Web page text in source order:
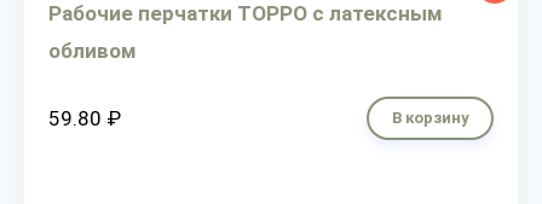
Рабочие перчатки ТОРРО с латексным
обливом
59.80 ₽ В корзину